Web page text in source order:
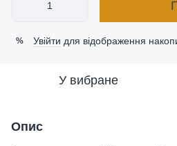
% Увійти для відображення
У вибране
Опис